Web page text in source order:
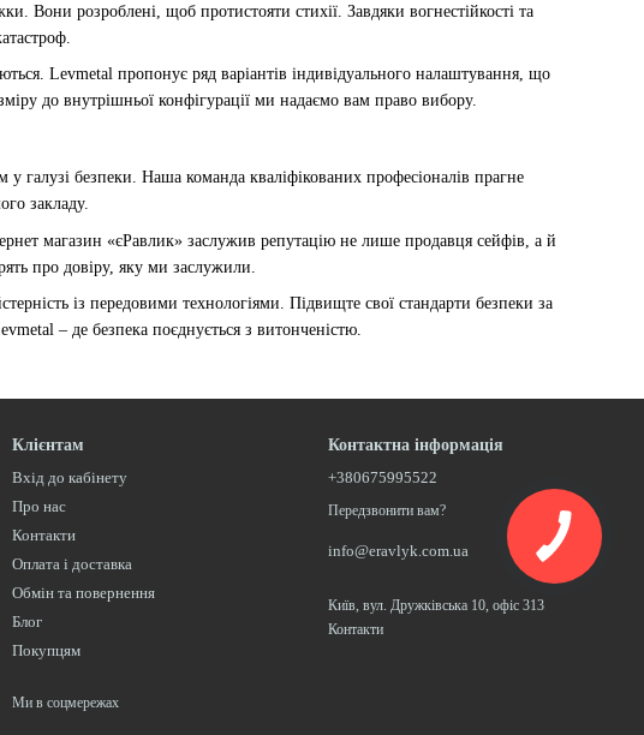
Вони розроблені, щоб протистояти стихії. Завдяки вогнестійкості та
Levmetal пропонує ряд варіантів індивідуального налаштування, що
до внутрішньої конфігурації ми надаємо вам право вибору.
галузі безпеки. Наша команда кваліфікованих професіоналів прагне
закладу.
магазин «єРавлик» заслужив репутацію не лише продавця сейфів, а й
про довіру, яку ми заслужили.
із передовими технологіями. Підвищте свої стандарти безпеки за
– де безпека поєднується з витонченістю.
Клієнтам
Вхід до кабінету
Про нас
Контакти
Оплата і доставка
Обмін та повернення
Блог
Покупцям
Ми в соцмережах
Контактна інформація
+380675995522
Передзвонити вам?
info@eravlyk.com.ua
Київ, вул. Дружківська 10, офіс 313
Контакти